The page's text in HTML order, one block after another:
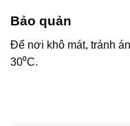
Bảo quản
Để nơi khô mát, tránh
30⁰C.